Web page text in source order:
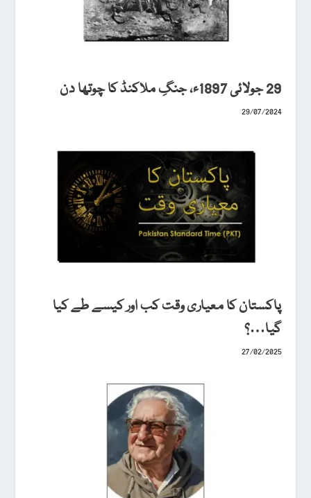
29 جولائی 1897ء، جنگِ ملاکنڈ کا چوتھا دن
29/07/2024
پاکستان کا معیاری وقت کب اور کیسے طے کیا
گیا…؟
27/02/2025